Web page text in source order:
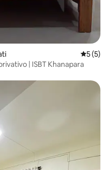
5 de
5 (5)
| ISBT Khanapara